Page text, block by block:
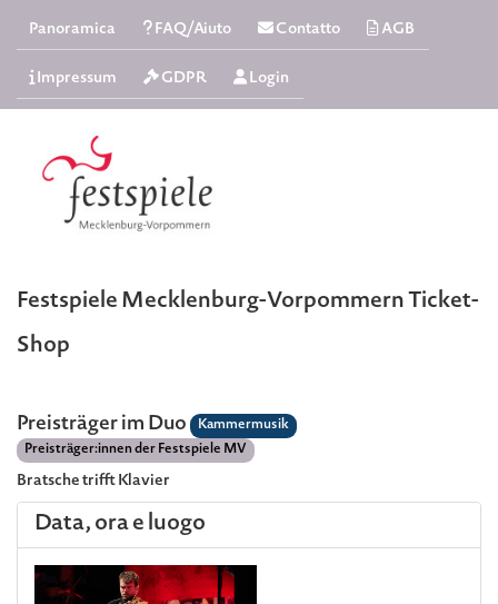
Panoramica FAQ/Aiuto Contatto AGB
Impressum GDPR Login
Festspiele Mecklenburg-Vorpommern Ticket-
Shop
Preisträger im Duo
Kammermusik
Preisträger:innen der Festspiele MV
Bratsche trifft Klavier
Data, ora e luogo